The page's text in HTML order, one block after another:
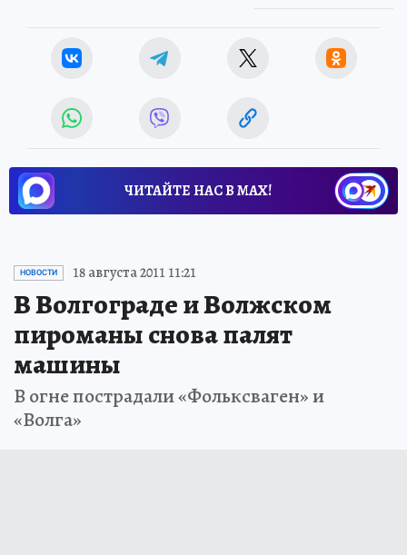
ЧИТАЙТЕ НАС В МАХ!
НОВОСТИ 18 августа 2011 11:21
В Волгограде и Волжском
пироманы снова палят
машины
В огне пострадали «Фольксваген» и
«Волга»